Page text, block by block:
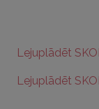
Lejuplādēt
Lejuplādēt